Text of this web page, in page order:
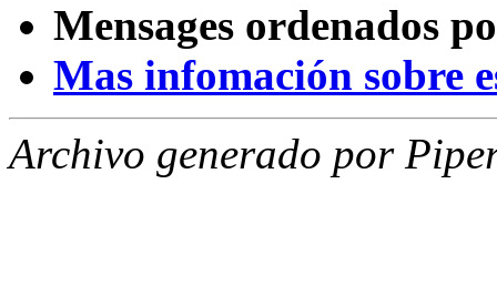
Mensages ordenados
Mas infomación sobre
Archivo generado por